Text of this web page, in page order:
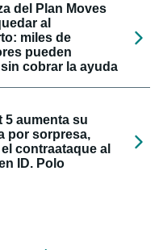
del Plan Moves
al
miles de
pueden
cobrar la ayuda
5 aumenta su
por sorpresa,
contraataque al
ID. Polo